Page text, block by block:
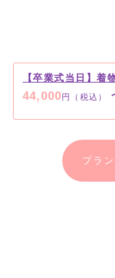
44,000円（税込）
プラ